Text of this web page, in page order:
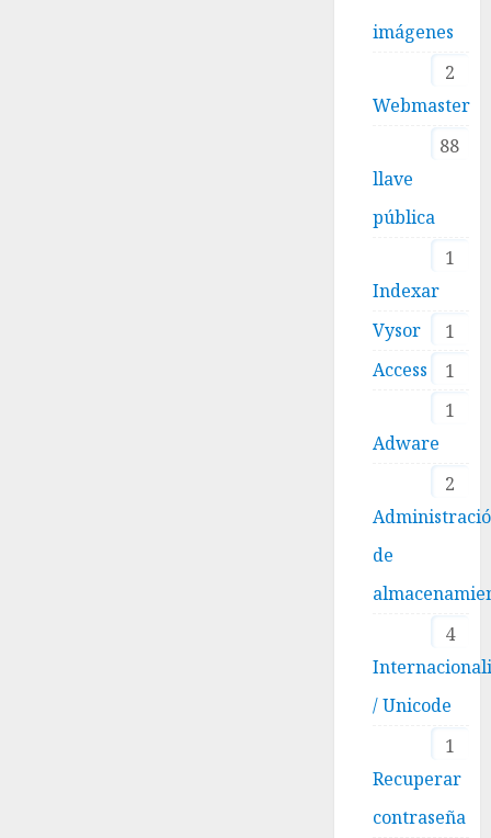
imágenes
2
Webmaster
88
llave
pública
1
Indexar
1
Vysor
1
Access
1
Adware
2
de
4
/ Unicode
1
Recuperar
contraseña